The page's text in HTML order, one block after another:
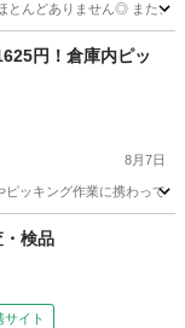
んどありません◎ また、
円！倉庫内ピッ
8月7日
ッキング作業に携わって
検品
サイト